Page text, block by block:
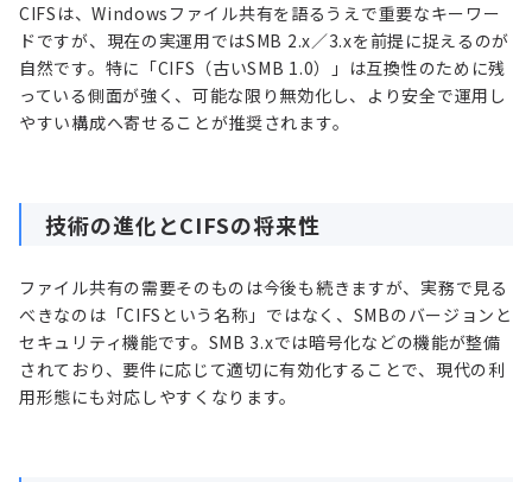
CIFSは、Windowsファイル共有を語るうえで重要なキーワー
ドですが、現在の実運用ではSMB 2.x／3.xを前提に捉えるのが
自然です。特に「CIFS（古いSMB 1.0）」は互換性のために残
っている側面が強く、可能な限り無効化し、より安全で運用し
やすい構成へ寄せることが推奨されます。
技術の進化とCIFSの将来性
ファイル共有の需要そのものは今後も続きますが、実務で見る
べきなのは「CIFSという名称」ではなく、SMBのバージョンと
セキュリティ機能です。SMB 3.xでは暗号化などの機能が整備
されており、要件に応じて適切に有効化することで、現代の利
用形態にも対応しやすくなります。